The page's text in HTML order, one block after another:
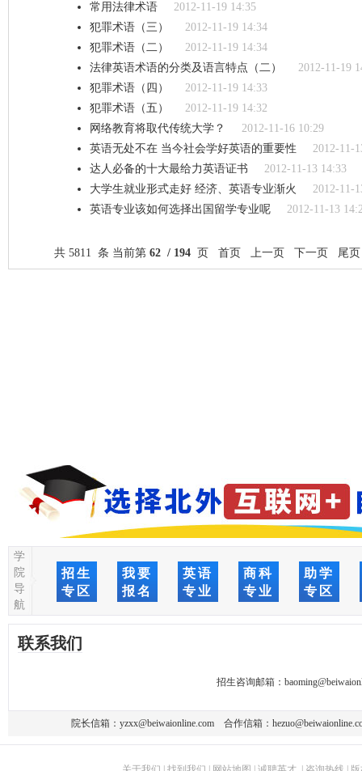
常用法律术语
2012-11-19 14:35
犯罪术语（三）
2012-11-19 14:34
犯罪术语（二）
2012-11-19 14:34
法律英语术语的分类及语言特点（二）
2012-11-19
犯罪术语（四）
2012-11-19 14:33
犯罪术语（五）
2012-11-19 14:32
网络教育将取代传统大学？
2012-11-16 10:29
英语无处不在 当今社会学好英语的重要性
2012-11-
达人必备的十大最给力英语证书
2012-11-13 14:33
大学生就业形式走好 经济、英语专业渐火
2012-11-
英语专业该如何选择出国留学专业呢
2012-11-13
共 5811 条 当前第 62 / 194 页 首页 上一页 下一页 尾
学
院
导
航
招生
专区
我要
报名
英语
专业
商科
专业
助学
专区
联系我们
招生咨询邮箱：
院长信箱： yzxx@beiwaionline.com 合作信箱：